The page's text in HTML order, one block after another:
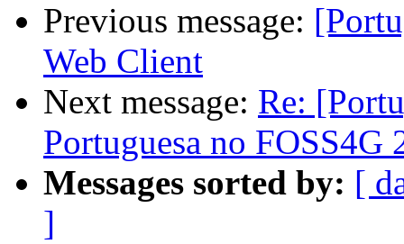
Previous message:
Web Client
Next message: Re:
Portuguesa no FOSS4G
Messages sorted by: [
]